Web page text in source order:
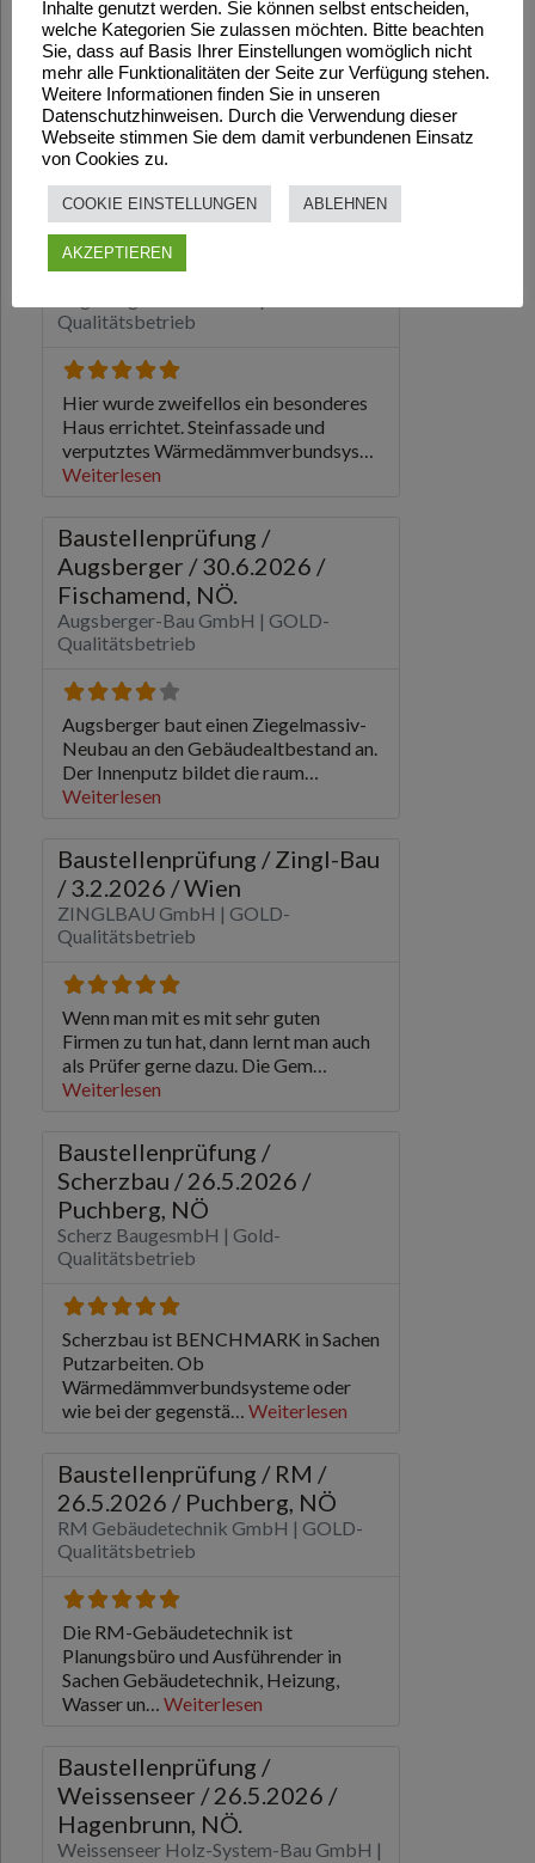
Inhalte genutzt werden. Sie können selbst entscheiden,
welche Kategorien Sie zulassen möchten. Bitte beachten
Sie, dass auf Basis Ihrer Einstellungen womöglich nicht
mehr alle Funktionalitäten der Seite zur Verfügung stehen.
Weitere Informationen finden Sie in unseren
Datenschutzhinweisen. Durch die Verwendung dieser
Webseite stimmen Sie dem damit verbundenen Einsatz
von Cookies zu.
COOKIE EINSTELLUNGEN ABLEHNEN
AKZEPTIEREN